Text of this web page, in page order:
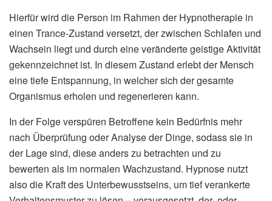
Hierfür wird die Person im Rahmen der Hypnotherapie in
einen Trance-Zustand versetzt, der zwischen Schlafen und
Wachsein liegt und durch eine veränderte geistige Aktivität
gekennzeichnet ist. In diesem Zustand erlebt der Mensch
eine tiefe Entspannung, in welcher sich der gesamte
Organismus erholen und regenerieren kann.
In der Folge verspüren Betroffene kein Bedürfnis mehr
nach Überprüfung oder Analyse der Dinge, sodass sie in
der Lage sind, diese anders zu betrachten und zu
bewerten als im normalen Wachzustand. Hypnose nutzt
also die Kraft des Unterbewusstseins, um tief verankerte